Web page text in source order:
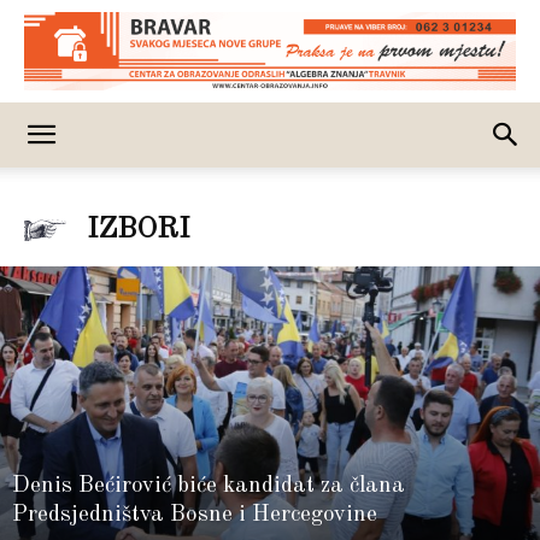
IZBORI
Denis Bećirović biće kandidat za člana
Predsjedništva Bosne i Hercegovine